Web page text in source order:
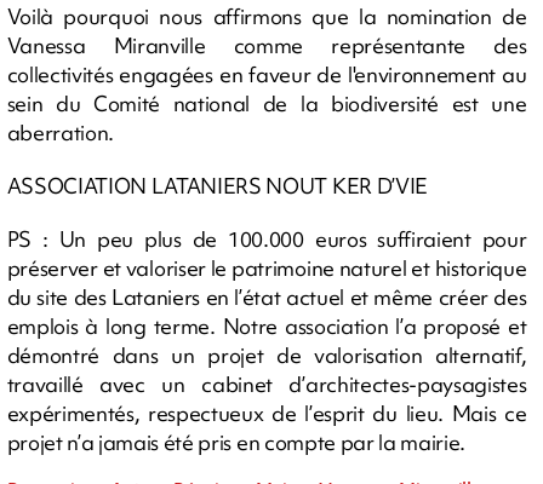
Voilà pourquoi nous affirmons que la nomination de
Vanessa Miranville comme représentante des
collectivités engagées en faveur de l'environnement au
sein du Comité national de la biodiversité est une
aberration.
ASSOCIATION LATANIERS NOUT KER D’VIE
PS : Un peu plus de 100.000 euros suffiraient pour
préserver et valoriser le patrimoine naturel et historique
du site des Lataniers en l’état actuel et même créer des
emplois à long terme. Notre association l’a proposé et
démontré dans un projet de valorisation alternatif,
travaillé avec un cabinet d’architectes-paysagistes
expérimentés, respectueux de l’esprit du lieu. Mais ce
projet n’a jamais été pris en compte par la mairie.